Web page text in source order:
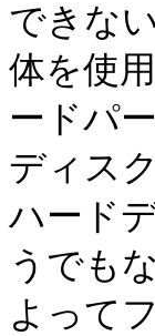
できな
体を使
ードパ
ディス
ハード
うでも
よって